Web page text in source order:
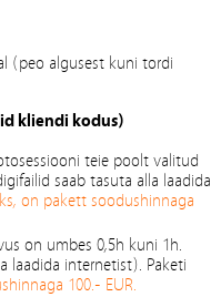
(peo algusest kuni tordi
kliendi kodus)
teie poolt valitud
saab tasuta alla laadida
on pakett soodushinnaga
on umbes 0,5h kuni 1h.
laadida internetist). Paketi
100.- EUR.